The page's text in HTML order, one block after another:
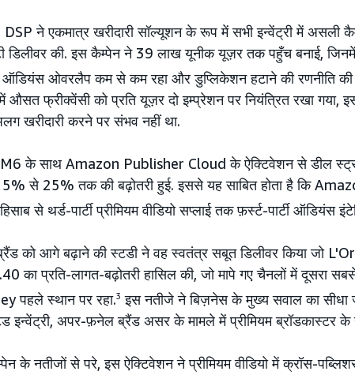
ने एकमात्र खरीदारी सॉल्यूशन के रूप में सभी इन्वेंट्री में असली
डिलीवर की. इस कैम्पेन ने 39 लाख यूनीक यूज़र तक पहुँच बनाई,
ओवरलैप कम से कम रहा और डुप्लिकेशन हटाने की रणनीति की
औसत फ्रीक्वेंसी को प्रति यूज़र दो इम्प्रेशन पर नियंत्रित रखा गया,
खरीदारी करने पर संभव नहीं था.
के साथ Amazon Publisher Cloud के ऐक्टिवेशन से डील
से 25% तक की बढ़ोतरी हुई. इससे यह साबित होता है कि
से थर्ड-पार्टी प्रीमियम वीडियो सप्लाई तक फ़र्स्ट-पार्टी ऑडियंस
ब्रैंड को आगे बढ़ाने की स्टडी ने वह स्वतंत्र सबूत डिलीवर किया जो
का प्रति-लागत-बढ़ोतरी हासिल की, जो मापे गए चैनलों में दूसरा
पहले स्थान पर रहा.3 इस नतीजे ने बिज़नेस के मुख्य सवाल का सीधा
इन्वेंट्री, अपर-फ़नेल ब्रैंड असर के मामले में प्रीमियम ब्रॉडकास्टर
के नतीजों से परे, इस ऐक्टिवेशन ने प्रीमियम वीडियो में क्रॉस-